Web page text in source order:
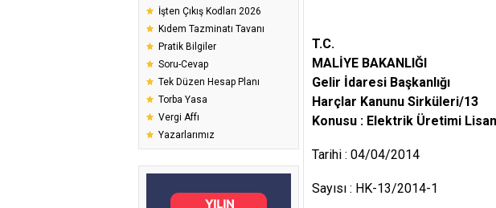
İşten Çıkış Kodları 2026
Kıdem Tazminatı Tavanı
Pratik Bilgiler
Soru-Cevap
Tek Düzen Hesap Planı
Torba Yasa
Vergi Affı
Yazarlarımız
T.C.
MALİYE BAKANLIĞI
Gelir İdaresi Başkanlığı
Harçlar Kanunu Sirküleri/13
Konusu : Elektrik Üretimi
Tarihi : 04/04/2014
Sayısı : HK-13/2014-1